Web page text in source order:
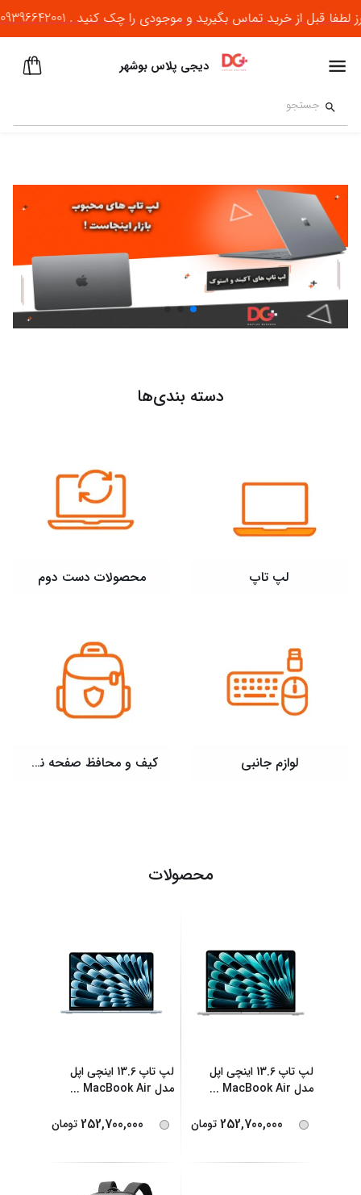
خرید تماس بگیرید و موجودی را چک کنید . 09396642001 , 09007782001
دیجی پلاس بوشهر
دسته بندی‌ها
لپ تاپ محصولات دست دوم
لوازم جانبی کیف و محافظ صفحه نمایش
محصولات
لپ تاپ 13.6 اینچی اپل
مدل MacBook Air
...
252,700,000 تومان
لپ تاپ 13.6 اینچی اپل
مدل MacBook Air
...
252,700,000 تومان